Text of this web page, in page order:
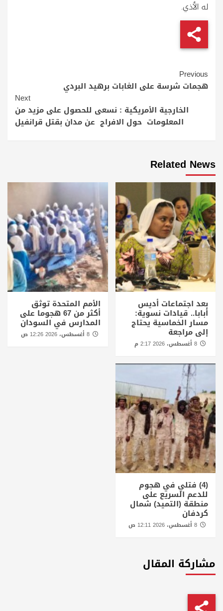
له الأذي.
Continue
Reading
Previous
هجمات شرسة على الغابات برهيد البردي
Next
الخارجية الأمريكية : نسعى للحصول على مزيد من
المعلومات حول الافراج عن مدان بقتل قرانفيل
Related News
بعد اجتماعات أديس
أبابا.. قيادات نسوية:
مسار الخماسية يحتاج
إلى مراجعة
الأمم المتحدة توثق
أكثر من 67 هجوما على
المدارس في السودان
8 أغسطس، 2026 12:26 ص
(4) فتلي في هجوم
للدعم السريع على
منطقة (التميد) شمال
كردفان
مشاركة المقال